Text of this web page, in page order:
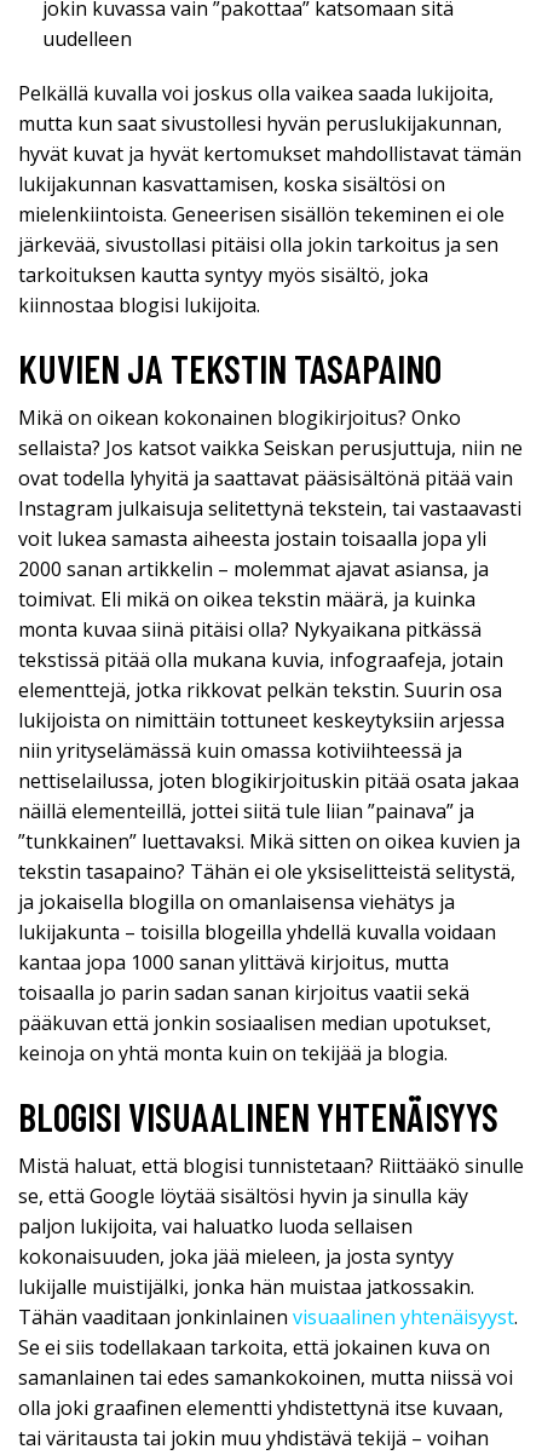
jokin kuvassa vain ”pakottaa” katsomaan sitä
uudelleen
Pelkällä kuvalla voi joskus olla vaikea saada lukijoita,
mutta kun saat sivustollesi hyvän peruslukijakunnan,
hyvät kuvat ja hyvät kertomukset mahdollistavat tämän
lukijakunnan kasvattamisen, koska sisältösi on
mielenkiintoista. Geneerisen sisällön tekeminen ei ole
järkevää, sivustollasi pitäisi olla jokin tarkoitus ja sen
tarkoituksen kautta syntyy myös sisältö, joka
kiinnostaa blogisi lukijoita.
KUVIEN JA TEKSTIN TASAPAINO
Mikä on oikean kokonainen blogikirjoitus? Onko
sellaista? Jos katsot vaikka Seiskan perusjuttuja, niin ne
ovat todella lyhyitä ja saattavat pääsisältönä pitää vain
Instagram julkaisuja selitettynä tekstein, tai vastaavasti
voit lukea samasta aiheesta jostain toisaalla jopa yli
2000 sanan artikkelin – molemmat ajavat asiansa, ja
toimivat. Eli mikä on oikea tekstin määrä, ja kuinka
monta kuvaa siinä pitäisi olla? Nykyaikana pitkässä
tekstissä pitää olla mukana kuvia, infograafeja, jotain
elementtejä, jotka rikkovat pelkän tekstin. Suurin osa
lukijoista on nimittäin tottuneet keskeytyksiin arjessa
niin yrityselämässä kuin omassa kotiviihteessä ja
nettiselailussa, joten blogikirjoituskin pitää osata jakaa
näillä elementeillä, jottei siitä tule liian ”painava” ja
”tunkkainen” luettavaksi. Mikä sitten on oikea kuvien ja
tekstin tasapaino? Tähän ei ole yksiselitteistä selitystä,
ja jokaisella blogilla on omanlaisensa viehätys ja
lukijakunta – toisilla blogeilla yhdellä kuvalla voidaan
kantaa jopa 1000 sanan ylittävä kirjoitus, mutta
toisaalla jo parin sadan sanan kirjoitus vaatii sekä
pääkuvan että jonkin sosiaalisen median upotukset,
keinoja on yhtä monta kuin on tekijää ja blogia.
BLOGISI VISUAALINEN YHTENÄISYYS
Mistä haluat, että blogisi tunnistetaan? Riittääkö sinulle
se, että Google löytää sisältösi hyvin ja sinulla käy
paljon lukijoita, vai haluatko luoda sellaisen
kokonaisuuden, joka jää mieleen, ja josta syntyy
lukijalle muistijälki, jonka hän muistaa jatkossakin.
Tähän vaaditaan jonkinlainen visuaalinen yhtenäisyyst.
Se ei siis todellakaan tarkoita, että jokainen kuva on
samanlainen tai edes samankokoinen, mutta niissä voi
olla joki graafinen elementti yhdistettynä itse kuvaan,
tai väritausta tai jokin muu yhdistävä tekijä – voihan